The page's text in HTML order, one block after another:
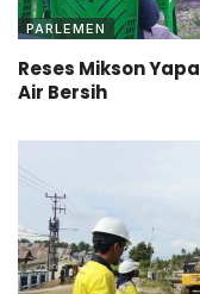
PARLEMEN
Reses Mikson
Air Bersih